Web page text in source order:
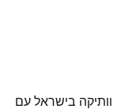
בישראל עם